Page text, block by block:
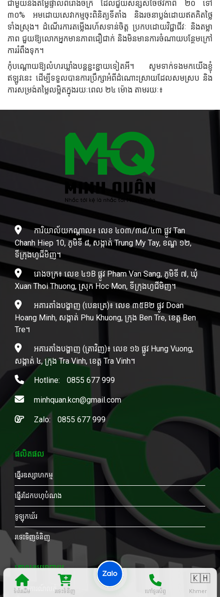
ទំព័រដើម រទេះទំនិញ ហៅទូរស័ព្ទ
🇰🇭
Khmer
ជាមួយនឹងតម្លៃផ្ទាល់ពីរោងចក្រ ដែលជួយសន្សំសំចៃថវិកាពី ២០ ទៅ
៣០% អមដោយសេវាកម្មចុះពិនិត្យទីតាំង និងរចនាប្លង់ដោយឥតគិតថ្លៃ
ទាំងស្រុង។ ដំណើរការតម្លើងរហ័សទាន់ចិត្ត ប្រកបដោយវិជ្ជាជីវៈ និងតម្លា
ភាព ជួយឱ្យលោកអ្នកមានភាពជឿជាក់ និងមិនមានការចំណាយបន្ថែមក្រៅ
ការរំពឹងទុក។
កុំបណ្តោយឱ្យលំហរឃ្លាំងបន្តខ្ជះខ្ជាយទៀតអី។ សូមទាក់ទងមកយើងខ្ញុំ
ឥឡូវនេះ ដើម្បីទទួលបានការប្រឹក្សាអំពីដំណោះស្រាយដែលសមស្រប និង
ការសម្រង់តម្លៃលម្អិតក្នុងរយៈពេល ២៤ ម៉ោង តាមរយៈ៖
ការិយាល័យកណ្តាល៖ លេខ ៤០៣/៣៨/៤៣ ផ្លូវ Tan
Chanh Hiep 10, ភូមិទី ៨, សង្កាត់ Trung My Tay, ខណ្ឌ ១២,
ទីក្រុងហូជីមិញ។
រោងចក្រ៖ លេខ ៤១B ផ្លូវ Pham Van Sang, ភូមិទី ៧, ឃុំ
Xuan Thoi Thuong, ស្រុក Hoc Mon, ទីក្រុងហូជីមិញ។
អគារតាំងបង្ហាញ (បេនត្រេ)៖ លេខ ៣៥B២ ផ្លូវ Doan
Hoang Minh, សង្កាត់ Phu Khuong, ក្រុង Ben Tre, ខេត្ត Ben
Tre។
អគារតាំងបង្ហាញ (ត្រាវិញ)៖ លេខ ១៦ ផ្លូវ Hung Vuong,
សង្កាត់ ៤, ក្រុង Tra Vinh, ខេត្ត Tra Vinh។
Hotline: 0855 677 999
minhquan.kcn@gmail.com
Zalo: 0855 677 999
ផលិតផល
ធ្នើរឧស្សាហកម្ម
ធ្នើរដែកបហុបំណង
ទូឡុកឃ័រ
រទេះទិញទំនិញ
គោលនយោបាយ
គោលការណ៍លក់